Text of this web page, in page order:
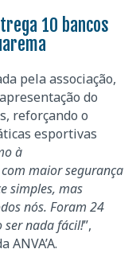
10 bancos
pela associação,
do
reforçando o
esportivas
à
maior segurança
simples, mas
nós. Foram 24
ser nada fácil!”,